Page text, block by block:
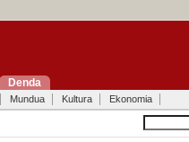
Denda
Mundua Kultura Ekonomia